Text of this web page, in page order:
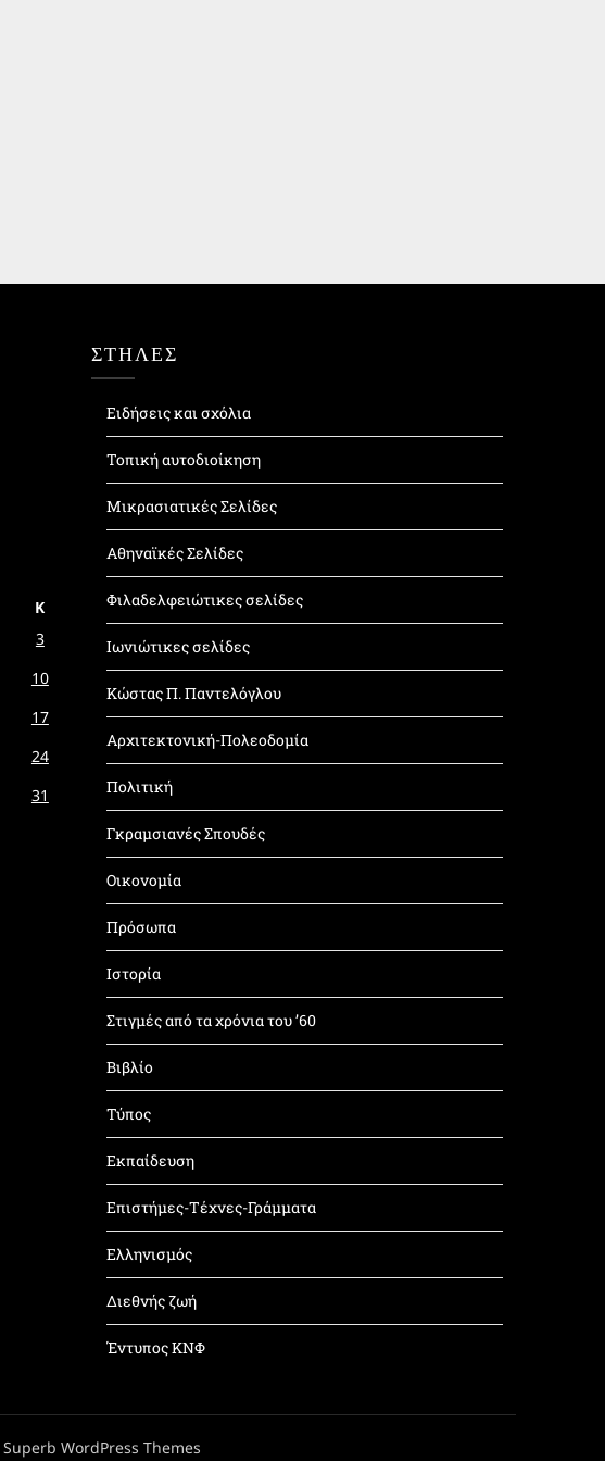
Κ
3
10
17
24
31
ΣΤΗΛΕΣ
Ειδήσεις και σχόλια
Τοπική αυτοδιοίκηση
Μικρασιατικές Σελίδες
Αθηναϊκές Σελίδες
Φιλαδελφειώτικες σελίδες
Ιωνιώτικες σελίδες
Κώστας Π. Παντελόγλου
Αρχιτεκτονική-Πολεοδομία
Πολιτική
Γκραμσιανές Σπουδές
Οικονομία
Πρόσωπα
Ιστορία
Στιγμές από τα χρόνια του ’60
Βιβλίο
Τύπος
Εκπαίδευση
Επιστήμες-Τέχνες-Γράμματα
Ελληνισμός
Διεθνής ζωή
Έντυπος ΚΝΦ
Superb WordPress Themes